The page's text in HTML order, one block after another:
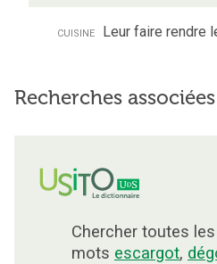
cuisine Leur faire rendre
Recherches associées
Chercher toutes
mots escargot,